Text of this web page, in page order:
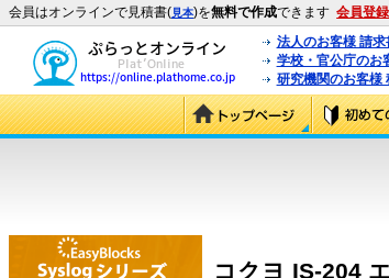
会員はオンラインで見積書(見本)を無料で作成できます 会員登
法人のお客様 請
学校・官公庁のお
研究機関のお客様
コクヨ IS-204